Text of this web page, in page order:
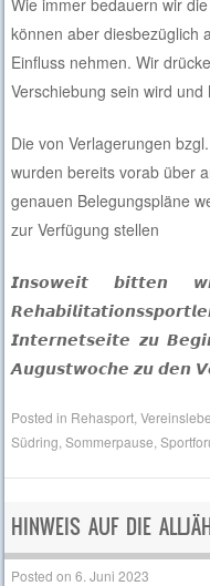
Wie immer bedauern wir
können aber diesbezüglich
Einfluss nehmen. Wir
Verschiebung sein wird
Die von Verlagerungen
wurden bereits vorab über
genauen Belegungspläne
zur Verfügung stellen
𝙄𝙣𝙨𝙤𝙬𝙚𝙞𝙩 𝙗𝙞𝙩𝙩𝙚𝙣
𝙄𝙣𝙩𝙚𝙧𝙣𝙚𝙩𝙨𝙚𝙞𝙩𝙚 𝙯𝙪
𝘼𝙪𝙜𝙪𝙨𝙩𝙬𝙤𝙘𝙝𝙚 𝙯𝙪 𝙙𝙚𝙣
Posted in Rehasport ,
Südring ,Sommerpause ,
HINWEIS AUF DIE
Posted on6. Juni 2023